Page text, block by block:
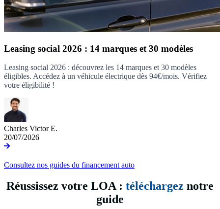
Leasing social 2026 : 14 marques et 30 modèles
Leasing social 2026 : découvrez les 14 marques et 30 modèles
éligibles. Accédez à un véhicule électrique dès 94€/mois. Vérifiez
votre éligibilité !
Charles Victor E.
20/07/2026
Consultez nos guides du financement auto
Réussissez votre LOA : téléchargez notre
guide